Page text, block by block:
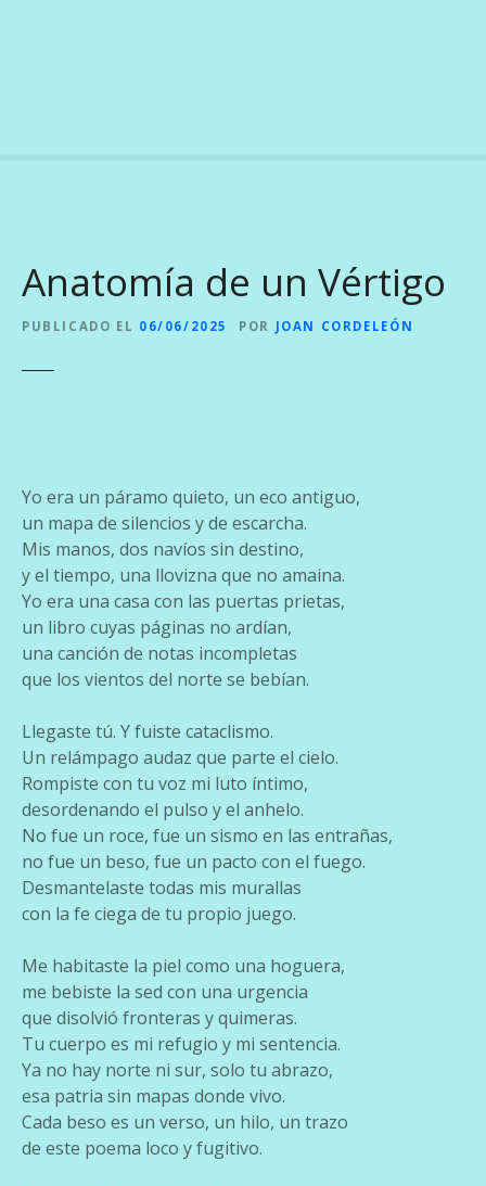
Anatomía de un Vértigo
PUBLICADO EL 06/06/2025 POR JOAN CORDELEÓN
Yo era un páramo quieto, un eco antiguo,
un mapa de silencios y de escarcha.
Mis manos, dos navíos sin destino,
y el tiempo, una llovizna que no amaina.
Yo era una casa con las puertas prietas,
un libro cuyas páginas no ardían,
una canción de notas incompletas
que los vientos del norte se bebían.
Llegaste tú. Y fuiste cataclismo.
Un relámpago audaz que parte el cielo.
Rompiste con tu voz mi luto íntimo,
desordenando el pulso y el anhelo.
No fue un roce, fue un sismo en las entrañas,
no fue un beso, fue un pacto con el fuego.
Desmantelaste todas mis murallas
con la fe ciega de tu propio juego.
Me habitaste la piel como una hoguera,
me bebiste la sed con una urgencia
que disolvió fronteras y quimeras.
Tu cuerpo es mi refugio y mi sentencia.
Ya no hay norte ni sur, solo tu abrazo,
esa patria sin mapas donde vivo.
Cada beso es un verso, un hilo, un trazo
de este poema loco y fugitivo.